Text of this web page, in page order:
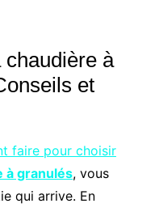
à
et
faire pour choisir
à granulés, vous
qui arrive. En